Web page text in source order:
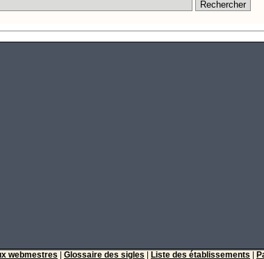
webmestres Glossaire des sigles Liste des établissements